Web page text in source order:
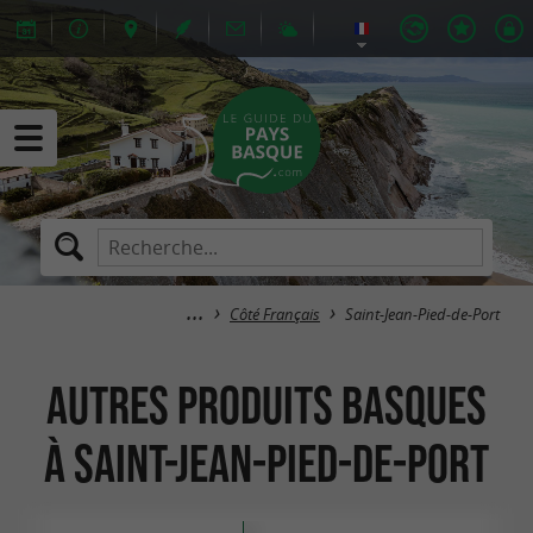
Côté Français Saint-Jean-Pied-de-Port
Autres Produits Basques
à Saint-Jean-Pied-de-Port